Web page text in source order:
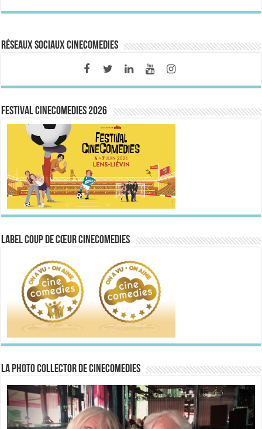
Réseaux sociaux CineComedies
FESTIVAL CINECOMEDIES 2026
Label Coup de Cœur CineComedies
La Photo collector de CineComedies